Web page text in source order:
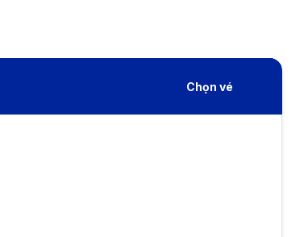
Chọn vé